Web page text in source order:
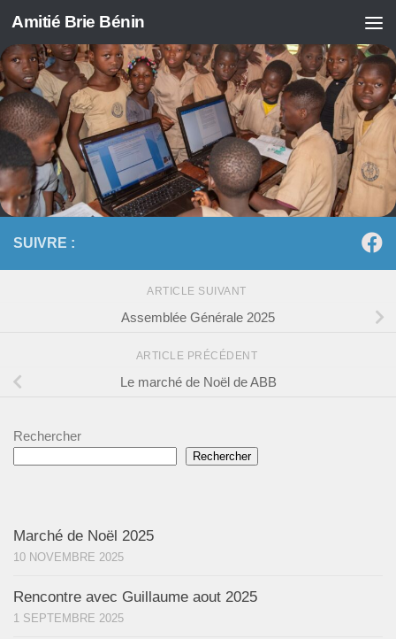
Skip to content
Amitié Brie Bénin
SUIVRE :
ARTICLE SUIVANT
Assemblée Générale 2025
ARTICLE PRÉCÉDENT
Le marché de Noël de ABB
Rechercher
Rechercher
Marché de Noël 2025
10 NOVEMBRE 2025
Rencontre avec Guillaume aout 2025
1 SEPTEMBRE 2025